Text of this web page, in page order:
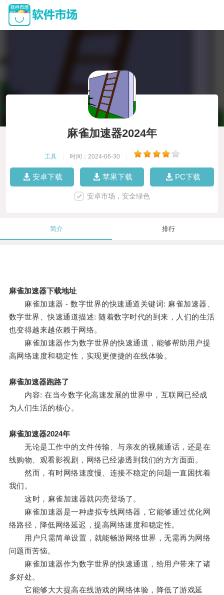
麻雀加速器2024年
工具 时间：2024-06-30
安卓下载 苹果下载 PC下载
安卓市场，安全绿色
简介 排行
麻雀加速器下载地址
麻雀加速器 - 数字世界的快速通道关键词: 麻雀加速器、
数字世界、快速通道描述: 随着数字时代的到来，人们的生活
也变得越来越依赖于网络。
麻雀加速器作为数字世界的快速通道，能够帮助用户提
高网络速度和稳定性，实现更便捷的在线体验。
麻雀加速器跑路了
内容: 在当今数字化高速发展的世界中，互联网已经成
为人们生活的核心。
麻雀加速器2024年
无论是工作中的文件传输、与亲友的视频通话，还是在
线购物、观看影视剧，网络已经渗透到我们的方方面面。
然而，有时网络速度慢、连接不稳定的问题一直困扰着
我们。
这时，麻雀加速器就闪亮登场了。
麻雀加速器是一种虚拟专线网络器，它能够通过优化网
络路径，降低网络延迟，提高网络速度和稳定性。
用户只需简单设置，就能畅游网络世界，无需再为网络
问题而苦恼。
麻雀加速器作为数字世界的快速通道，给用户带来了诸
多好处。
它能够大大提高在线游戏的网络体验，降低了游戏延